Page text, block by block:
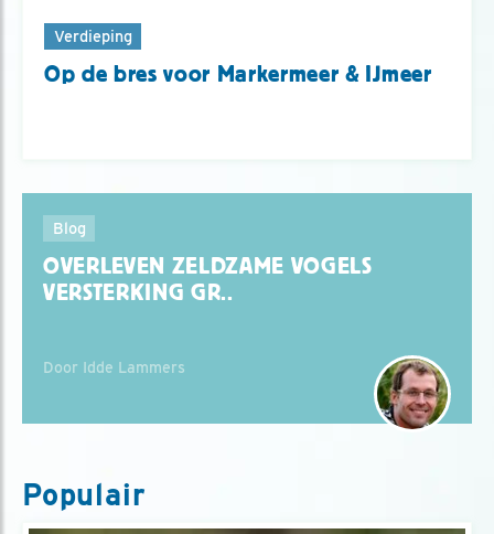
Verdieping
Op de bres voor Markermeer & IJmeer
Blog
OVERLEVEN ZELDZAME VOGELS
VERSTERKING GR..
Door Idde Lammers
Populair